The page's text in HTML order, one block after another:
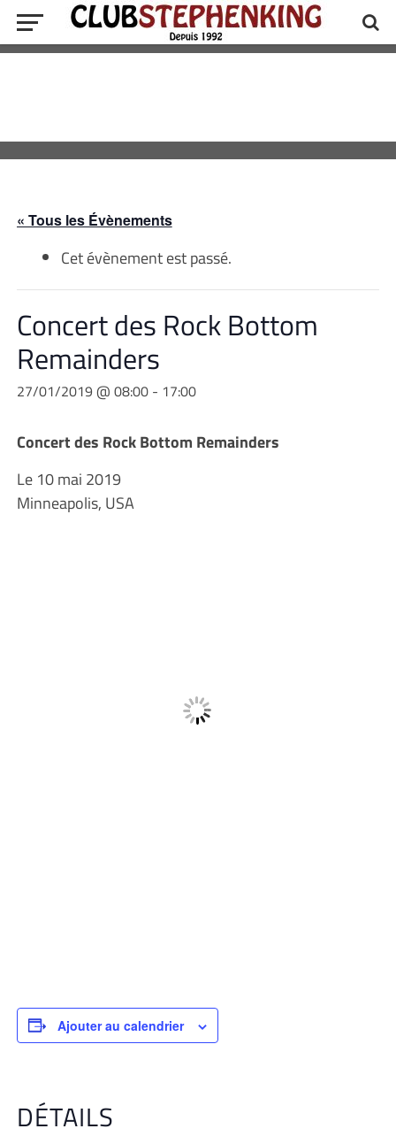
« Tous les Évènements
Cet évènement est passé.
Concert des Rock Bottom
Remainders
27/01/2019 @ 08:00- 17:00
Concert des Rock Bottom Remainders
Le 10 mai 2019
Minneapolis, USA
Ajouter au calendrier
DÉTAILS